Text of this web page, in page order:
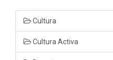
Cultura
Cultura Activa